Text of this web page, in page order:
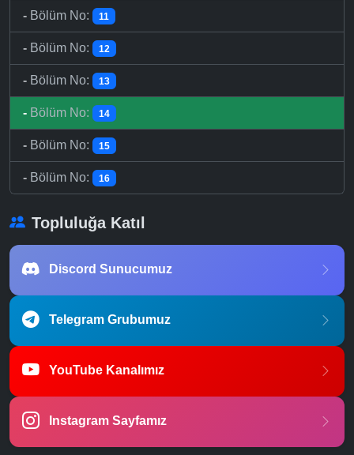
- Bölüm No: 11
- Bölüm No: 12
- Bölüm No: 13
- Bölüm No: 14
- Bölüm No: 15
- Bölüm No: 16
Topluluğa Katıl
Discord Sunucumuz
Telegram Grubumuz
YouTube Kanalımız
Instagram Sayfamız